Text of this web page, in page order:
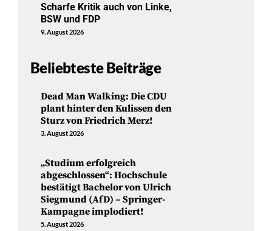
Scharfe Kritik auch von Linke,
BSW und FDP
9. August 2026
Beliebteste Beiträge
Dead Man Walking: Die CDU
plant hinter den Kulissen den
Sturz von Friedrich Merz!
3. August 2026
„Studium erfolgreich
abgeschlossen“: Hochschule
bestätigt Bachelor von Ulrich
Siegmund (AfD) – Springer-
Kampagne implodiert!
5. August 2026